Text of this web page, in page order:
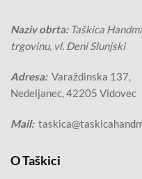
Naziv obrta: Taškica
trgovinu, vl. Deni Slunjski
Adresa:Varaždinska 137,
Nedeljanec, 42205 Vidovec
Mail:
O Taškici